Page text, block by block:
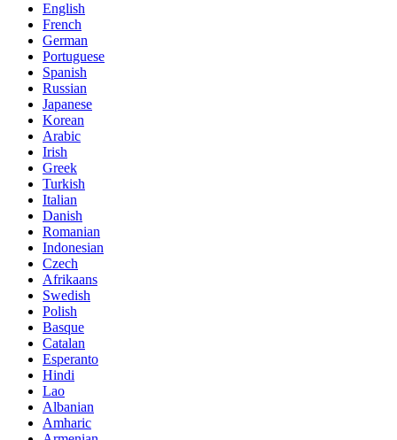
English
French
German
Portuguese
Spanish
Russian
Japanese
Korean
Arabic
Irish
Greek
Turkish
Italian
Danish
Romanian
Indonesian
Czech
Afrikaans
Swedish
Polish
Basque
Catalan
Esperanto
Hindi
Lao
Albanian
Amharic